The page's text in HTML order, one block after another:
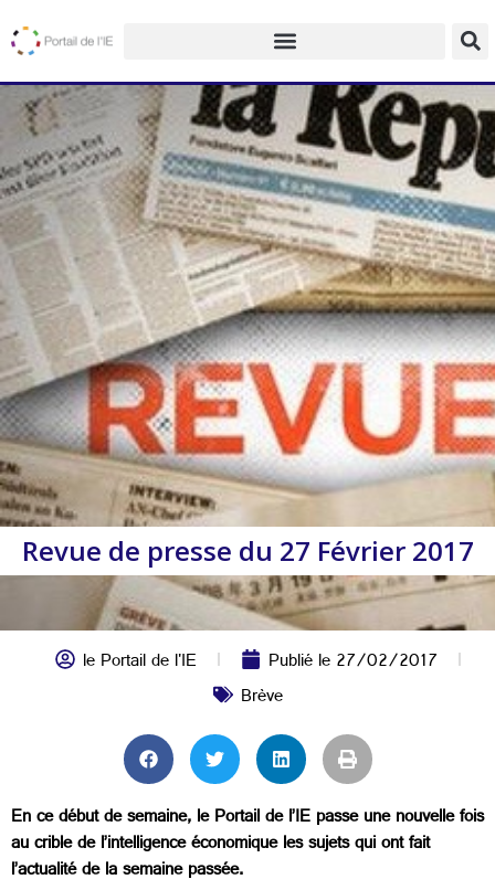
Revue de presse du 27 Février 2017
le Portail de l'IE Publié le27/02/2017
Brève
En ce début de semaine, le Portail de l’IE passe une nouvelle fois
au crible de l’intelligence économique les sujets qui ont fait
l’actualité de la semaine passée.